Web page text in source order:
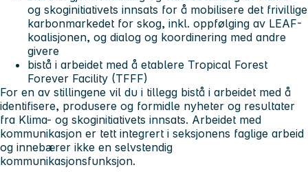
og skoginitiativets innsats for å mobilisere det frivillige
karbonmarkedet for skog, inkl. oppfølging av LEAF-
koalisjonen, og dialog og koordinering med andre
givere
bistå i arbeidet med å etablere Tropical Forest
Forever Facility (TFFF)
For en av stillingene vil du i tillegg bistå i arbeidet med å
identifisere, produsere og formidle nyheter og resultater
fra Klima- og skoginitiativets innsats. Arbeidet med
kommunikasjon er tett integrert i seksjonens faglige arbeid
og innebærer ikke en selvstendig
kommunikasjonsfunksjon.